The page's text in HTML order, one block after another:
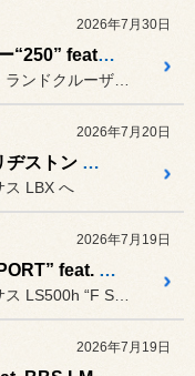
2026年7月30日
トヨタ ランドクルーザー“250” feat. レイズ A●LAP-07X FORGED
2026年7月20日
レクサス LBX feat. ブリヂストン プロドライブ GC-0100
ス LBX へ
2026年7月19日
レクサス LS500h “F SPORT” feat. WORK ZEAST ST2 & ブリヂストン ポテンザ S001L
2026年7月19日